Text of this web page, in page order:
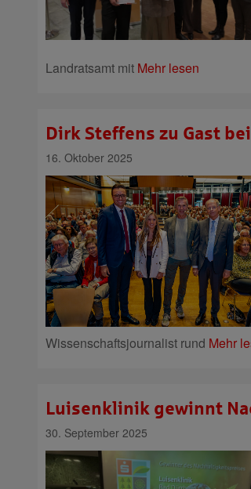
Landratsamt mit Mehr lesen
Dirk Steffens zu Gast
16. Oktober 2025
Wissenschaftsjournalist rund Mehr
Luisenklinik gewinnt
30. September 2025